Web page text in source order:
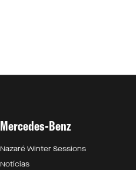
Mercedes-Benz
Nazaré Winter Sessions
Notícias